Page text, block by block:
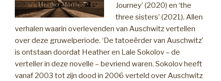
Journey’ (2020) en ‘the
three sisters’ (2021). Allen
verhalen waarin overlevenden van Auschwitz vertellen
over deze gruwelperiode. ‘De tatoeërder van Auschwitz’
is ontstaan doordat Heather en Lale Sokolov – de
verteller in deze novelle – bevriend waren. Sokolov heeft
vanaf 2003 tot zijn dood in 2006 verteld over Auschwitz